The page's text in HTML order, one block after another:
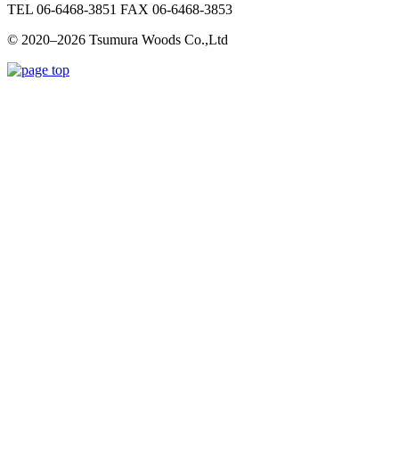
TEL 06-6468-3851 FAX 06-6468-3853
© 2020–2026 Tsumura Woods Co.,Ltd